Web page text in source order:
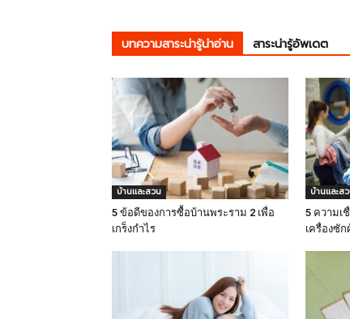
บทความสาระน่ารู้น่าอ่าน สาระน่ารู้อัพเดต
บ้านและสวน
5 ข้อดีของการซื้อบ้านพระราม 2 เพื่อ
เกร็งกำไร
บ้านและส
5 ความเ
เครื่องซัก